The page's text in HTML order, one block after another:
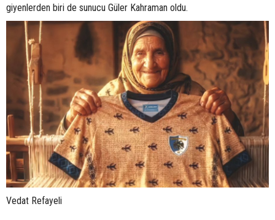
giyenlerden biri de sunucu Güler Kahraman oldu.
Vedat Refayeli